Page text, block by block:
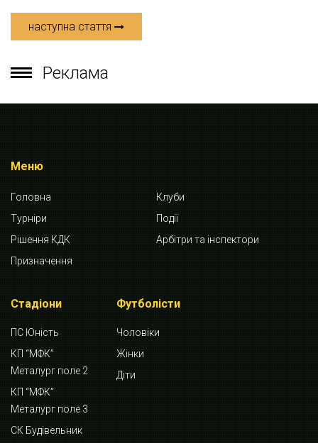
наступна стаття
Реклама
Меню
Головна
Клуби
Турніри
Події
Рішення КДК
Арбітри та інспектори
Призначення
Стадіони
ПС Юність
КП “МФК”
Металург поле 2
КП “МФК”
Металург поле 3
СК Будівельник
Футболісти
Чоловіки
Жінки
Діти